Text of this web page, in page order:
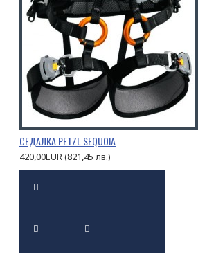
СЕДАЛКА PETZL SEQUOIA
420,00EUR (821,45 лв.)